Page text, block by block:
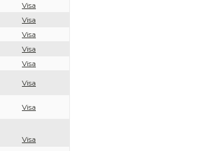
Visa
Visa
Visa
Visa
Visa
Visa
Visa
Visa